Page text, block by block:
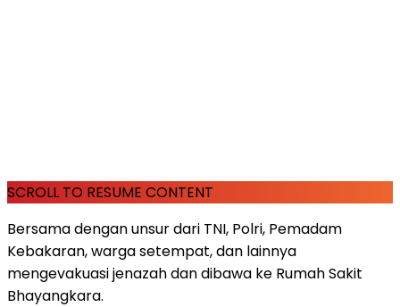
SCROLL TO RESUME CONTENT
Bersama dengan unsur dari TNI, Polri, Pemadam
Kebakaran, warga setempat, dan lainnya
mengevakuasi jenazah dan dibawa ke Rumah Sakit
Bhayangkara.